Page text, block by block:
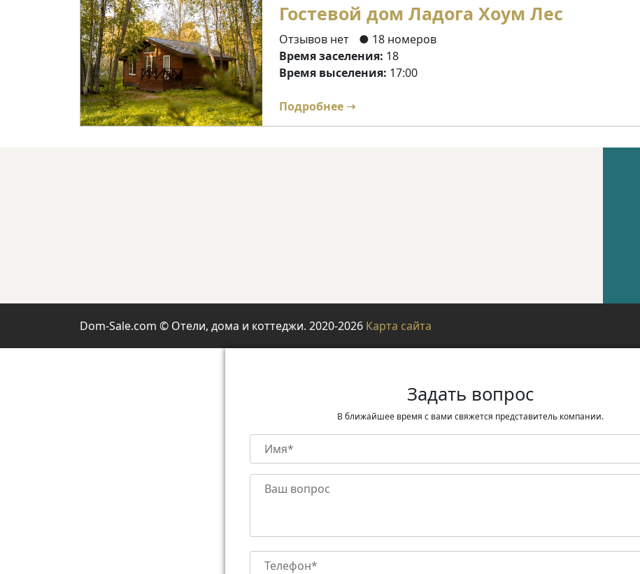
Гостевой дом Ладога Хоум Лес
Отзывов нет
● 18 номеров
Время заселения: 18
Время выселения: 17:00
Подробнее ➝
Dom-Sale.com © Отели, дома и коттеджи. 2020-2026 Карта сайта
Задать вопрос
В ближайшее время с вами свяжется представитель компании.